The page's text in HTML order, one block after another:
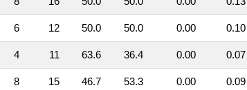
6 12 50.0 50.0 0.00 0.10
4 11 63.6 36.4 0.00 0.07
8 15 46.7 53.3 0.00 0.09